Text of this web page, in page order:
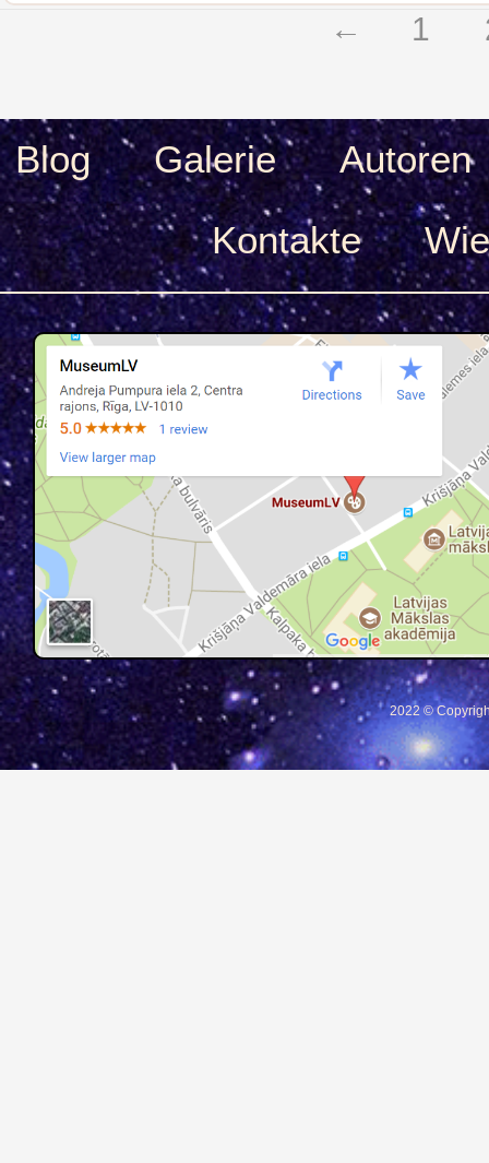
← 1
Blog Galerie
Autoren
Kontakte
2022 ©